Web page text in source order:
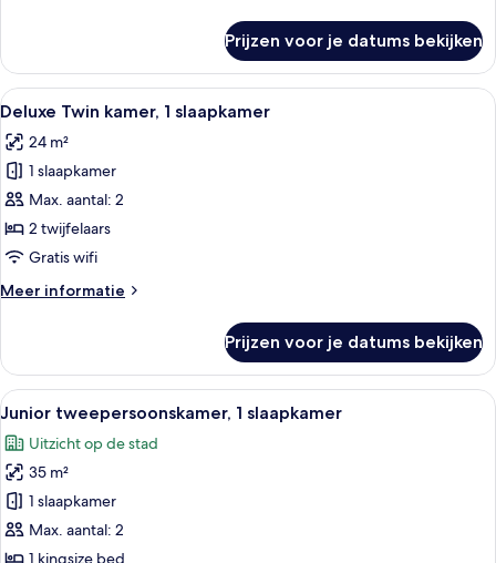
tweepersoonskamer,
slaapkamer
Prijzen voor je datums bekijken
Alle
foto's
voor
Deluxe
Twin
kamer,
1
laden
Een moderne hotelkamer met een
26
Deluxe Twin kamer, 1 slaapkamer
24 m²
1 slaapkamer
Max. aantal: 2
2 twijfelaars
Gratis wifi
Meer informatie
Meer
Twin
kamer,
1
Prijzen voor je datums bekijken
Alle
foto's
voor
Junior
tweepersoonskamer,
1
slaapkamer
Junior tweepersoonskamer, 1
22
Junior tweepersoonskamer, 1 slaapkamer
Uitzicht op de stad
35 m²
1 slaapkamer
Max. aantal: 2
1 kingsize bed